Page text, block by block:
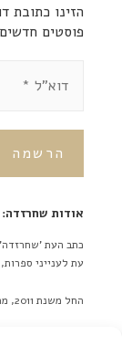
הזינו כתובת
פוסטים
אודות שחרזדה:
עת לענייני ספרות,
החל משנת 2011, מתפרסמות בו ביקורות התרבות של רקפת א. ידידיה.